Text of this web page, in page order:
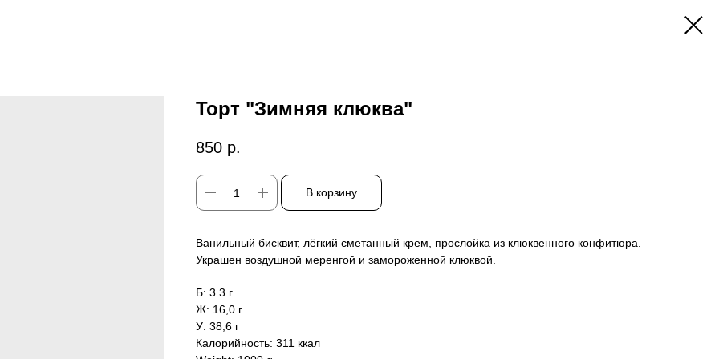
Торт "Зимняя клюква"
850 р.
В корзину
Ванильный бисквит, лёгкий сметанный крем, прослойка из клюквенного конфитюра.
Украшен воздушной меренгой и замороженной клюквой.
Б: 3.3 г
Ж: 16,0 г
У: 38,6 г
Калорийность: 311 ккал